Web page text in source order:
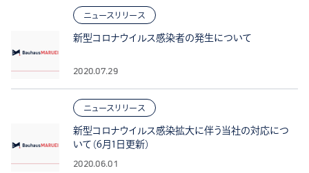
ニュースリリース
新型コロナウイルス感染者の発生について
2020.07.29
ニュースリリース
新型コロナウイルス感染拡大に伴う当社の対応につ
いて（6月1日更新）
2020.06.01